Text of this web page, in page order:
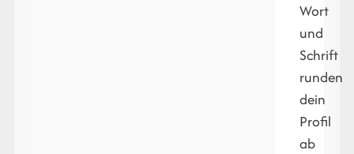
Wort
und
Schrift
runden
dein
Profil
ab